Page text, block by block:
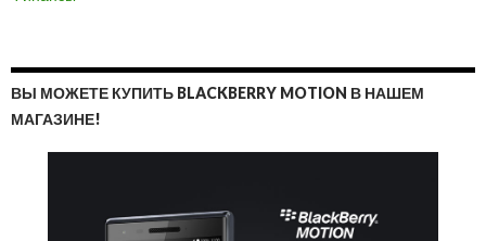
ВЫ МОЖЕТЕ КУПИТЬ BLACKBERRY MOTION В НАШЕМ
МАГАЗИНЕ!